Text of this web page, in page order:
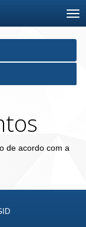
de acordo com a